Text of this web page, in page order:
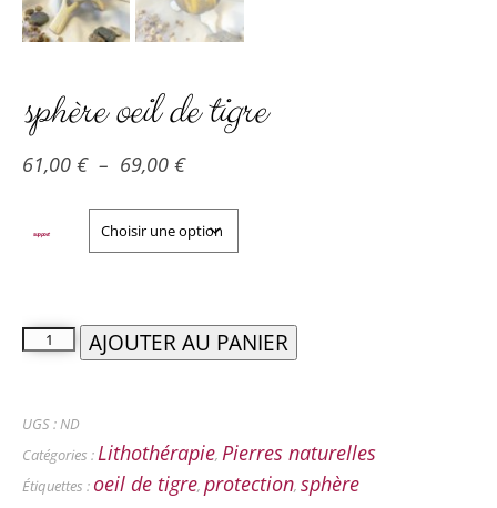
sphère oeil de tigre
61,00 € – 69,00 €
support
AJOUTER AU PANIER
UGS :ND
Catégories :Lithothérapie, Pierres naturelles
Étiquettes : oeil de tigre, protection, sphère